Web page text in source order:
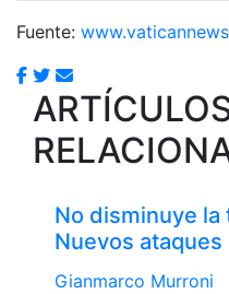
Fuente:
No disminuye la
Nuevos ataques
Gianmarco Murroni